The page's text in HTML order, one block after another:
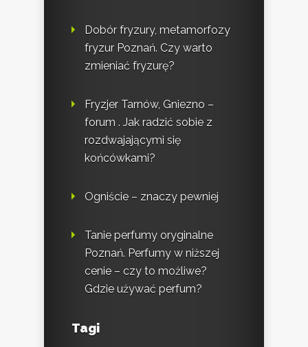
Dobór fryzury, metamorfozy
fryzur Poznań. Czy warto
zmieniać fryzurę?
Fryzjer Tarnów, Gniezno –
forum . Jak radzić sobie z
rozdwajającymi się
końcówkami?
Ogniście – znaczy pewniej
Tanie perfumy oryginalne
Poznań. Perfumy w niższej
cenie – czy to możliwe?
Gdzie używać perfum?
Tagi